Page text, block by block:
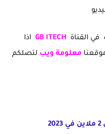
في القناة GB ITECH اذا
معلومة ويب لتصلكم
ارخص هاتف اقل من 2 ملاين في 2023